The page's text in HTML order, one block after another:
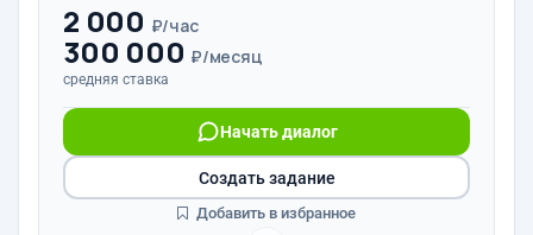
2 000 ₽/час
300 000 ₽/месяц
средняя ставка
Начать диалог
Создать задание
Добавить в избранное